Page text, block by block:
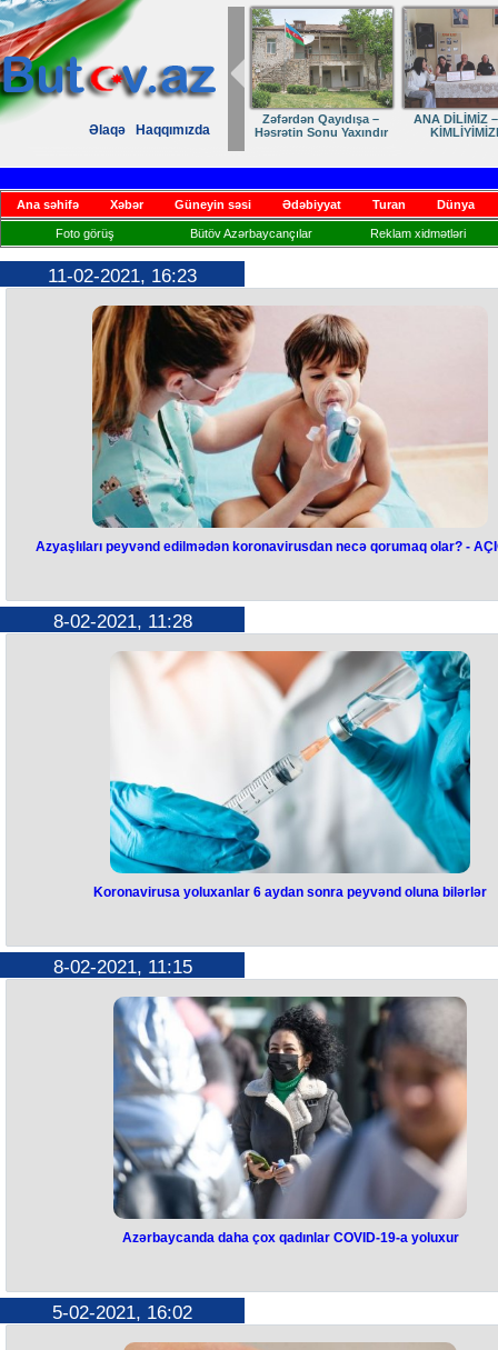
Əlaqə Haqqımızda
Zəfərdən Qayıdışa –
Həsrətin Sonu Yaxındır
ANA DİLİMİZ
Ana səhifə Xəbər Güneyin səsi Ədəbiyyat Turan Dünya
Foto görüş Bütöv Azərbaycançılar Reklam xidmətləri
11-02-2021, 16:23
Azyaşlıları peyvənd edilmədən koronavirusdan necə qorumaq olar? -
8-02-2021, 11:28
Koronavirusa yoluxanlar 6 aydan sonra peyvənd oluna bilərlər
8-02-2021, 11:15
Azərbaycanda daha çox qadınlar COVID-19-a yoluxur
5-02-2021, 16:02